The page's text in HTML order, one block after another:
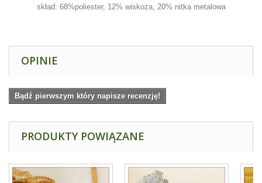
skład: 68%poliester, 12% wiskoza, 20% nitka metalowa
OPINIE
Bądź pierwszym który napisze recenzję!
PRODUKTY POWIĄZANE